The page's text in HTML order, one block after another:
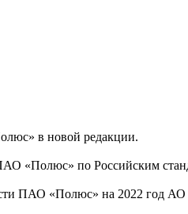
в новой редакции.
«Полюс» по Российским
ПАО «Полюс» на 2022 год